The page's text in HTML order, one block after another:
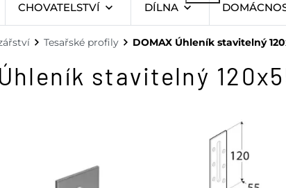
CHOVATELSTVÍ DÍLNA
Tesařské profily DOMAX Úhleník stavitelný
stavitelný